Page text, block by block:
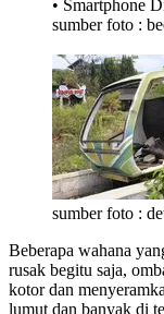
sumber foto :
sumber foto :
Beberapa wahana
rusak begitu saja,
kotor dan
lumut dan banyak di